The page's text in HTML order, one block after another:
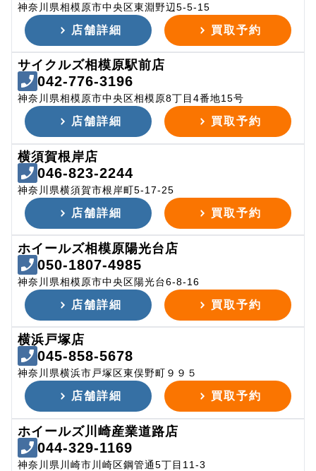
神奈川県相模原市中央区東淵野辺5-5-15
店舗詳細 買取予約
サイクルズ相模原駅前店
042-776-3196
神奈川県相模原市中央区相模原8丁目4番地15号
店舗詳細 買取予約
横須賀根岸店
046-823-2244
神奈川県横須賀市根岸町5-17-25
店舗詳細 買取予約
ホイールズ相模原陽光台店
050-1807-4985
神奈川県相模原市中央区陽光台6-8-16
店舗詳細 買取予約
横浜戸塚店
045-858-5678
神奈川県横浜市戸塚区東俣野町９９５
店舗詳細 買取予約
ホイールズ川崎産業道路店
044-329-1169
神奈川県川崎市川崎区鋼管通5丁目11-3